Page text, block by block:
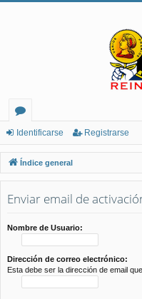
or
os
Identificarse Registrarse
Índice general
Enviar email de
Nombre de Usuario:
Dirección de correo electrónico:
Esta debe ser la dirección de email